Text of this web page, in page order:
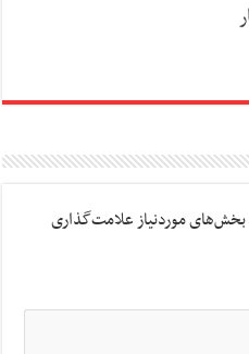
بخش‌های موردنیاز علامت‌گذاری